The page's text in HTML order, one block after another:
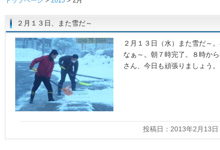
２月１３日、また雪だ～
２月１３日（水）また雪だ～
なぁ～。朝７時完了。８時か
さん、今日も頑張りましょう。
投稿日：2013年2月13日